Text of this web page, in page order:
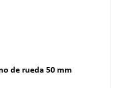
de rueda 50 mm